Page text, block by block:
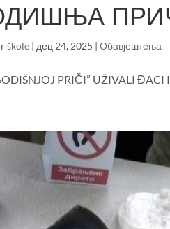
škole | дец 24, 2025 |Обавјештења
PRIČI” UŽIVALI ĐACI I...